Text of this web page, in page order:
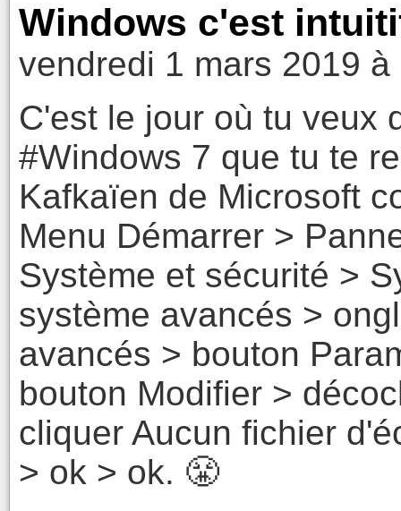
Windows c'est
vendredi 1 mars 2019 à
C'est le jour où tu veux
#Windows 7 que tu te
Kafkaïen de Microsoft
Menu Démarrer >
Système et sécurité >
système avancés >
avancés > bouton
bouton Modifier >
cliquer Aucun fichier
> ok > ok. 😤